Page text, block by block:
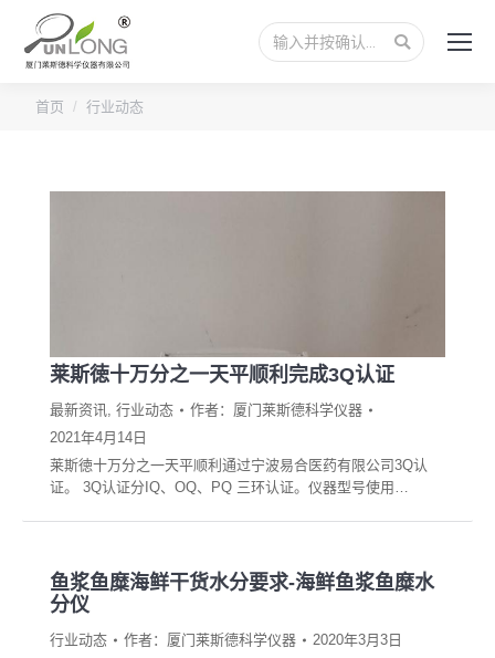
搜
索：
您的位置：
首页 行业动态
莱斯徳十万分之一天平顺利完成3Q认证
最新资讯, 行业动态 作者： 厦门莱斯德科学仪器
2021年4月14日
莱斯徳十万分之一天平顺利通过宁波易合医药有限公司3Q认
证。 3Q认证分IQ、OQ、PQ 三环认证。仪器型号使用…
鱼浆鱼糜海鲜干货水分要求-海鲜鱼浆鱼糜水
分仪
行业动态 作者： 厦门莱斯德科学仪器
2020年3月3日